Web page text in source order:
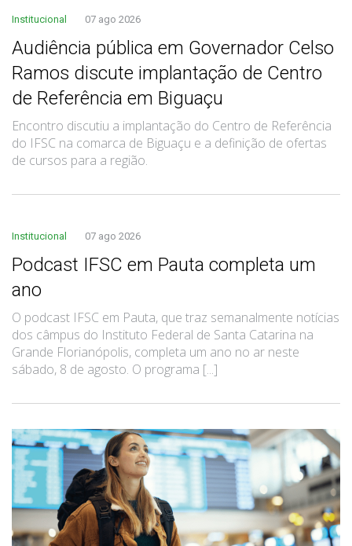
Institucional 07 ago 2026
Audiência pública em Governador Celso
Ramos discute implantação de Centro
de Referência em Biguaçu
Encontro discutiu a implantação do Centro de Referência
do IFSC na comarca de Biguaçu e a definição de ofertas
de cursos para a região.
Institucional 07 ago 2026
Podcast IFSC em Pauta completa um
ano
O podcast IFSC em Pauta, que traz semanalmente notícias
dos câmpus do Instituto Federal de Santa Catarina na
Grande Florianópolis, completa um ano no ar neste
sábado, 8 de agosto. O programa [...]